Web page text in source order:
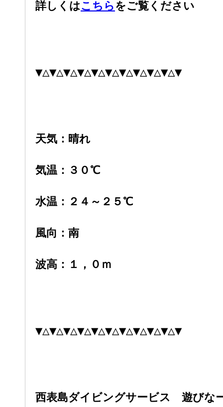
詳しくはこちら をご覧ください
▼△▼△▼△▼△▼△▼△▼△▼△▼△▼△▼
天気：晴れ
気温：３０ ℃
水温：２４～２５℃
風向：南
波高：１ ，０ｍ
▼△▼△▼△▼△▼△▼△▼△▼△▼△▼△▼
西表島ダイビングサービス 遊びな